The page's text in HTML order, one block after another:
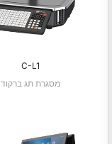
C-L1
מסגרת תג ברקוד